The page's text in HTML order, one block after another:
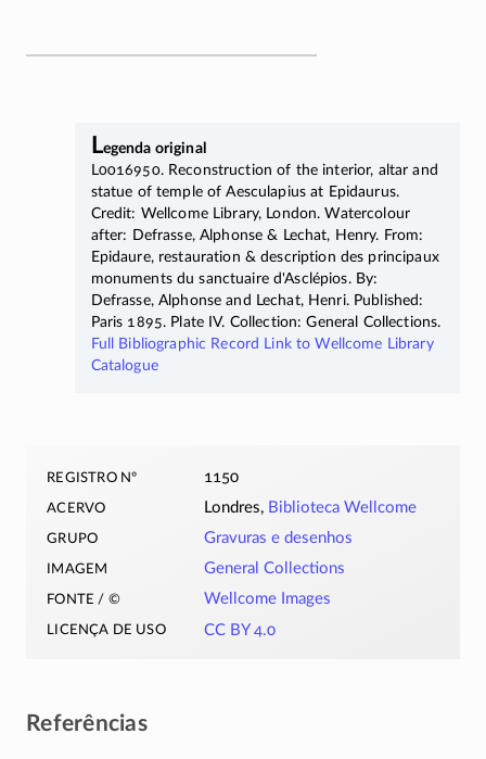
Legenda original
L0016950. Reconstruction of the interior, altar and
statue of temple of Aesculapius at Epidaurus.
Credit: Wellcome Library, London. Watercolour
after: Defrasse, Alphonse & Lechat, Henry. From:
Epidaure, restauration & description des principaux
monuments du sanctuaire d'Asclépios. By:
Defrasse, Alphonse and Lechat, Henri. Published:
Paris 1895. Plate IV. Collection: General Collections.
Full Bibliographic Record Link to Wellcome Library
Catalogue
registro nº 1150
acervo Londres, Biblioteca Wellcome
grupo Gravuras e desenhos
imagem General Collections
fonte / © Wellcome Images
licença de uso CC BY 4.0
Referências